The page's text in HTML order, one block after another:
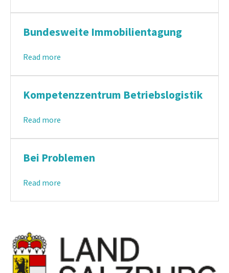
Bundesweite Immobilientagung
Read more
Kompetenzzentrum Betriebslogistik
Read more
Bei Problemen
Read more